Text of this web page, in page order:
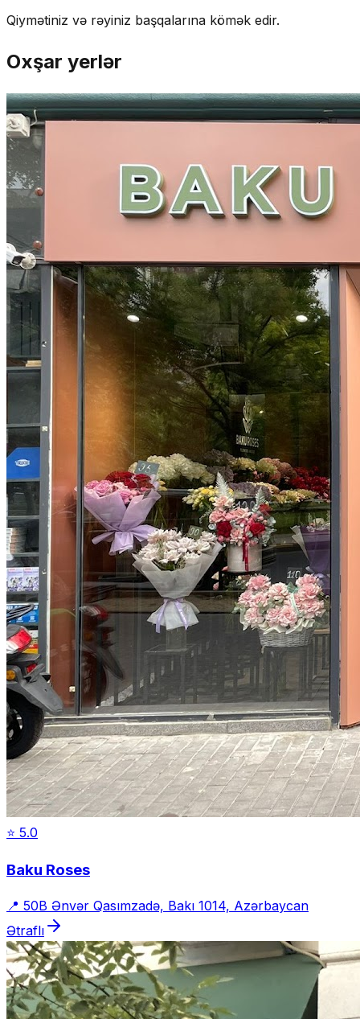
Qiymətiniz və rəyiniz başqalarına kömək edir.
Oxşar yerlər
⭐ 5.0
Baku Roses
📍 50B Ənvər Qasımzadə, Bakı 1014, Azərbaycan
Ətraflı